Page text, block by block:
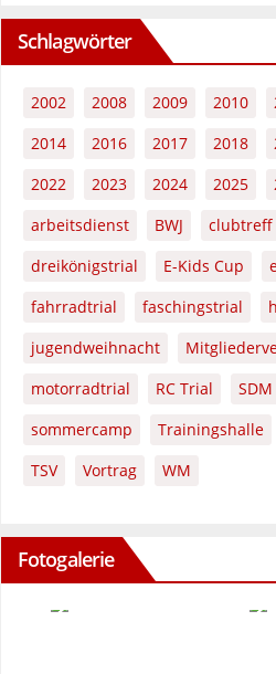
Schlagwörter
2002 2008 2009 2010
2014
2016 2017 2018
2022
2023 2024 2025
arbeitsdienst
BWJ clubtreff
dreikönigstrial
E-Kids Cup
fahrradtrial
faschingstrial
jugendweihnacht
motorradtrial
RC Trial SDM
sommercamp
Trainingshalle
TSV
Vortrag WM
Fotogalerie